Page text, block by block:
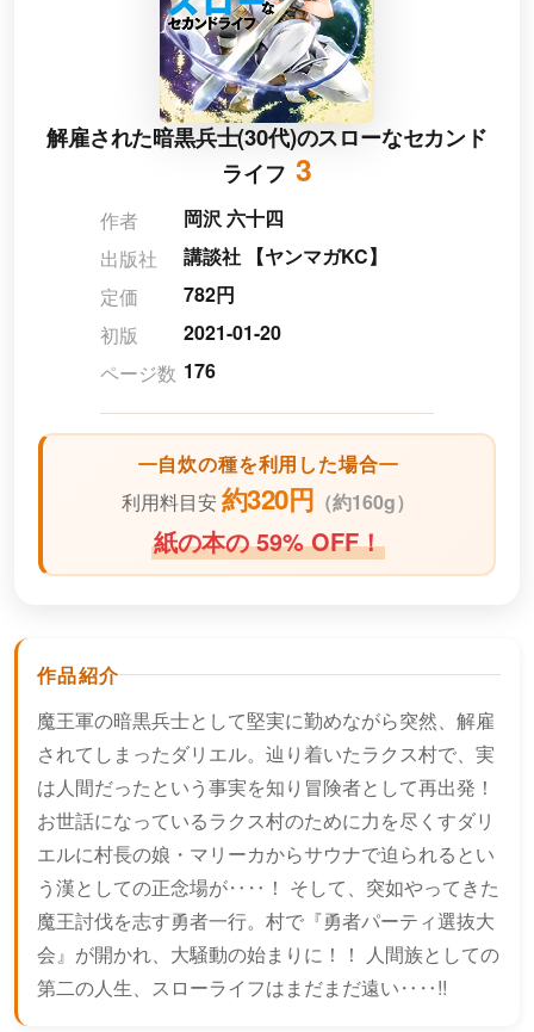
解雇された暗黒兵士(30代)のスローなセカンド
ライフ 3
作者
岡沢 六十四
出版社
講談社 【ヤンマガKC】
定価
782円
初版
2021-01-20
ページ数 176
自炊の種を利用した場合
利用料目安 約320円 （約160g）
紙の本の 59% OFF！
作品紹介
魔王軍の暗黒兵士として堅実に勤めながら突然、解雇
されてしまったダリエル。辿り着いたラクス村で、実
は人間だったという事実を知り冒険者として再出発！
お世話になっているラクス村のために力を尽くすダリ
エルに村長の娘・マリーカからサウナで迫られるとい
う漢としての正念場が‥‥！ そして、突如やってきた
魔王討伐を志す勇者一行。村で『勇者パーティ選抜大
会』が開かれ、大騒動の始まりに！！ 人間族としての
第二の人生、スローライフはまだまだ遠い‥‥!!